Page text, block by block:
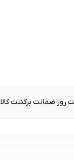
روز ضمانت برگشت کالا